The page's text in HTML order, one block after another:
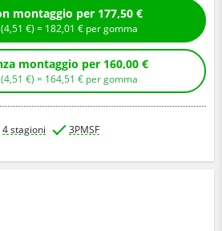
Compra con montaggio per 177,50 €
+ Ecotassa: (4,51 € ) = 182,01 € per gomma
Compra senza montaggio per 160,00 €
+ Ecotassa: (4,51 € ) = 164,51 € per gomma
4 stagioni 3PMSF